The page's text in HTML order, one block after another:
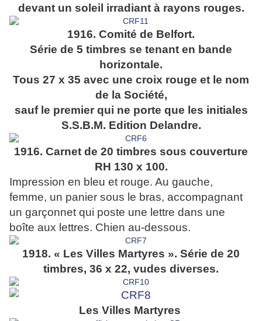
devant un soleil irradiant à rayons rouges.
1916. Comité de Belfort.
Série de 5 timbres se tenant en bande
horizontale.
Tous 27 x 35 avec une croix rouge et le nom
de la Société,
sauf le premier qui ne porte que les initiales
S.S.B.M. Edition Delandre.
1916. Carnet de 20 timbres sous couverture
RH 130 x 100.
Impression en bleu et rouge. Au gauche,
femme, un panier sous le bras, accompagnant
un garçonnet qui poste une lettre dans une
boîte aux lettres. Chien au-dessous.
1918. « Les Villes Martyres ». Série de 20
timbres, 36 x 22, vudes diverses.
Les Villes Martyres